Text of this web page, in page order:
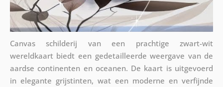
Canvas schilderij van een prachtige zwart-wit
wereldkaart biedt een gedetailleerde weergave van de
aardse continenten en oceanen. De kaart is uitgevoerd
in elegante grijstinten, wat een moderne en verfijnde